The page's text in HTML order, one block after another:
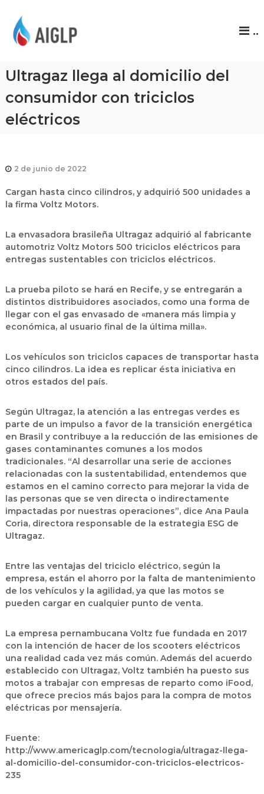
P
..
Ultragaz llega al domicilio del
consumidor con triciclos
eléctricos
2 de junio de 2022
Cargan hasta cinco cilindros, y adquirió 500 unidades a
la firma Voltz Motors.
La envasadora brasileña Ultragaz adquirió al fabricante
automotriz Voltz Motors 500 triciclos eléctricos para
entregas sustentables con triciclos eléctricos.
La prueba piloto se hará en Recife, y se entregarán a
distintos distribuidores asociados, como una forma de
llegar con el gas envasado de «manera más limpia y
económica, al usuario final de la última milla».
Los vehículos son triciclos capaces de transportar hasta
cinco cilindros. La idea es replicar ésta iniciativa en
otros estados del país.
Según Ultragaz, la atención a las entregas verdes es
parte de un impulso a favor de la transición energética
en Brasil y contribuye a la reducción de las emisiones de
gases contaminantes comunes a los modos
tradicionales. “Al desarrollar una serie de acciones
relacionadas con la sustentabilidad, entendemos que
estamos en el camino correcto para mejorar la vida de
las personas que se ven directa o indirectamente
impactadas por nuestras operaciones”, dice Ana Paula
Coria, directora responsable de la estrategia ESG de
Ultragaz.
Entre las ventajas del triciclo eléctrico, según la
empresa, están el ahorro por la falta de mantenimiento
de los vehículos y la agilidad, ya que las motos se
pueden cargar en cualquier punto de venta.
La empresa pernambucana Voltz fue fundada en 2017
con la intención de hacer de los scooters eléctricos
una realidad cada vez más común. Además del acuerdo
establecido con Ultragaz, Voltz también ha puesto sus
motos a trabajar con empresas de reparto como iFood,
que ofrece precios más bajos para la compra de motos
eléctricas por mensajería.
Fuente:
http://www.americaglp.com/tecnologia/ultragaz-llega-
al-domicilio-del-consumidor-con-triciclos-electricos-
235